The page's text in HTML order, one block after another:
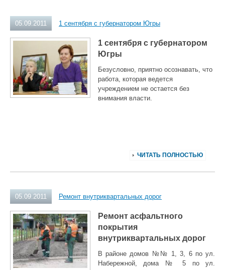
05.09.2011 1 сентября с губернатором Югры
1 сентября с губернатором
Югры
Безусловно, приятно осознавать, что
работа, которая ведется
учреждением не остается без
внимания власти.
ЧИТАТЬ ПОЛНОСТЬЮ
05.09.2011 Ремонт внутриквартальных дорог
Ремонт асфальтного
покрытия
внутриквартальных дорог
В районе домов №№ 1, 3, 6 по ул.
Набережной, дома № 5 по ул.